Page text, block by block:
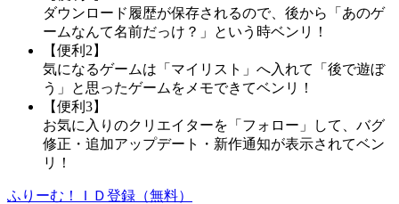
ダウンロード履歴が保存されるので、後から「あのゲ
ームなんて名前だっけ？」という時ベンリ！
【便利2】
気になるゲームは「マイリスト」へ入れて「後で遊ぼ
う」と思ったゲームをメモできてベンリ！
【便利3】
お気に入りのクリエイターを「フォロー」して、バグ
修正・追加アップデート・新作通知が表示されてベン
リ！
ふりーむ！ＩＤ登録（無料）